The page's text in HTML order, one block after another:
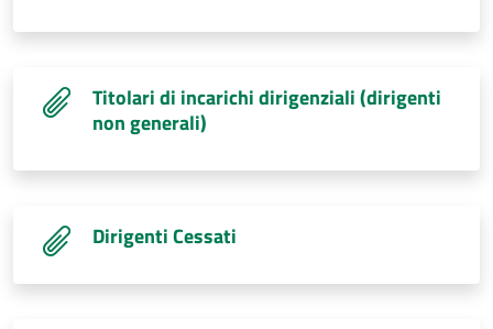
Titolari di incarichi dirigenziali (dirigenti
non generali)
Dirigenti Cessati